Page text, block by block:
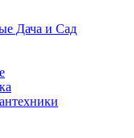
Дача и Сад